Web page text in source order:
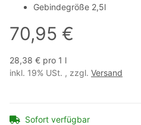
Gebindegröße 2,5l
70,95 €
28,38 € pro 1 l
inkl. 19% USt. , zzgl. Versand
Sofort verfügbar